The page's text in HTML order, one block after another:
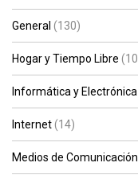
General (130)
Hogar y Tiempo Libre
Informática y Electrónica
Internet(14)
Medios de Comunicación